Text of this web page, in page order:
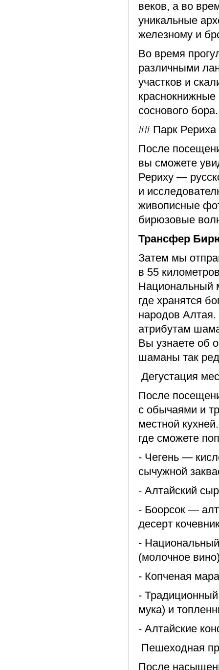
веков, а во
уникальные
железному и
Во время
различными
участков и
краснокнижные
соснового бора.
## Парк Рериха
После
вы сможете
Рериху —
и
живописные
бирюзовые
Трансфер
Затем мы
в 55
Национальный
где хранятся
народов Алтая.
атрибутам
Вы узнаете об
шаманы так
Дегустация
После
с обычаями и
местной
где сможете
- Чегень —
сычужной
- Алтайский
- Боорсок —
десерт
-
(молочное
- Копченая
-
мука) и
- Алтайские
Пешеходная
После